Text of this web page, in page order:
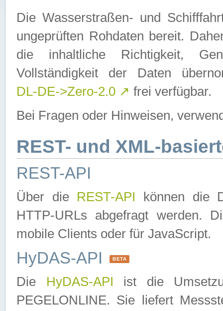
Die Wasserstraßen- und
ungeprüften Rohdaten bereit.
die inhaltliche Richtigkeit,
Vollständigkeit der Daten
DL-DE->Zero-2.0 ↗ frei verfügbar.
Bei Fragen oder Hinweisen,
REST- und XML-
REST-API
Über die REST-API können die
HTTP-URLs abgefragt werden.
mobile Clients oder für JavaScript.
HyDAS-API BETA
Die HyDAS-API ist die
PEGELONLINE. Sie liefert